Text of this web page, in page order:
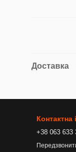
Доставка
Контактна
+38 063 633